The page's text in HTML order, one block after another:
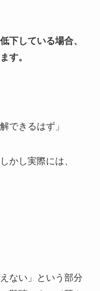
下している場合、
す。
できるはず」
かし実際には、
ない」という部分